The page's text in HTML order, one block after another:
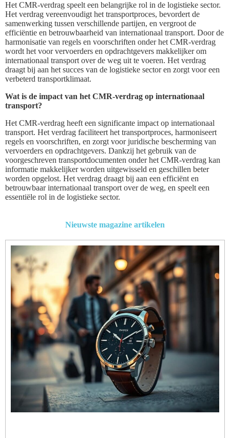
Het CMR-verdrag speelt een belangrijke rol in de logistieke sector.
Het verdrag vereenvoudigt het transportproces, bevordert de
samenwerking tussen verschillende partijen, en vergroot de
efficiëntie en betrouwbaarheid van internationaal transport. Door de
harmonisatie van regels en voorschriften onder het CMR-verdrag
wordt het voor vervoerders en opdrachtgevers makkelijker om
internationaal transport over de weg uit te voeren. Het verdrag
draagt bij aan het succes van de logistieke sector en zorgt voor een
verbeterd transportklimaat.
Wat is de impact van het CMR-verdrag op internationaal
transport?
Het CMR-verdrag heeft een significante impact op internationaal
transport. Het verdrag faciliteert het transportproces, harmoniseert
regels en voorschriften, en zorgt voor juridische bescherming van
vervoerders en opdrachtgevers. Dankzij het gebruik van de
voorgeschreven transportdocumenten onder het CMR-verdrag kan
informatie makkelijker worden uitgewisseld en geschillen beter
worden opgelost. Het verdrag draagt bij aan een efficiënt en
betrouwbaar internationaal transport over de weg, en speelt een
essentiële rol in de logistieke sector.
Nieuwste magazine artikelen